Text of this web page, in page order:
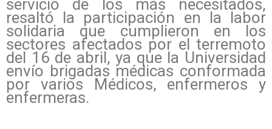
servicio de los más necesitados,
resaltó la participación en la labor
solidaria que cumplieron en los
sectores afectados por el terremoto
del 16 de abril, ya que la Universidad
envío brigadas médicas conformada
por varios Médicos, enfermeros y
enfermeras.